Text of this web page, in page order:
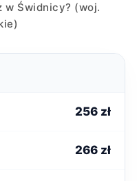
w Świdnicy? (woj.
256 zł
266 zł